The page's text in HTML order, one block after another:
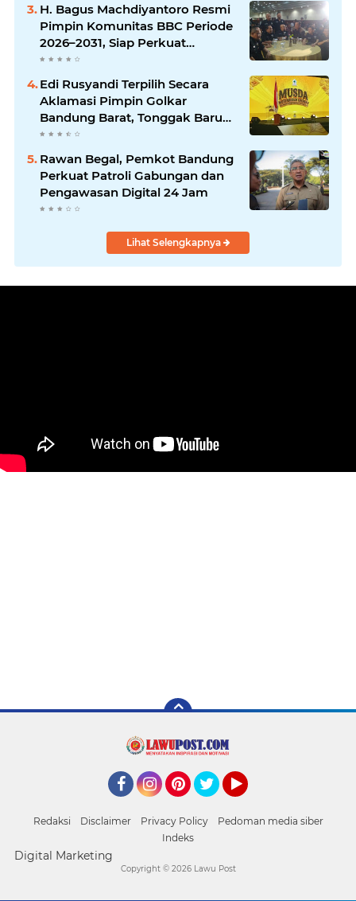
H. Bagus Machdiyantoro Resmi
Pimpin Komunitas BBC Periode
2026–2031, Siap Perkuat
Solidaritas dan Hadirkan
Masyarakat
Edi Rusyandi Terpilih Secara
Aklamasi Pimpin Golkar
Bandung Barat, Tonggak Baru
Kepemimpinan Harmonis
Rawan Begal, Pemkot Bandung
Perkuat Patroli Gabungan dan
Pengawasan Digital 24 Jam
Lihat Selengkapnya
Redaksi Disclaimer Privacy Policy
Pedoman media siber
Indeks
Digital Marketing
Copyright © 2026 Lawu Post